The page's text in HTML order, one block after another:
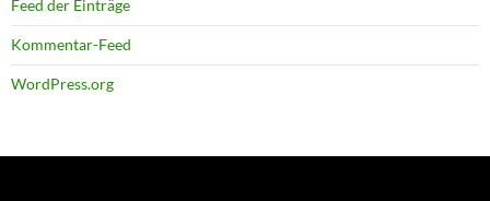
Feed der Einträge
Kommentar-Feed
WordPress.org